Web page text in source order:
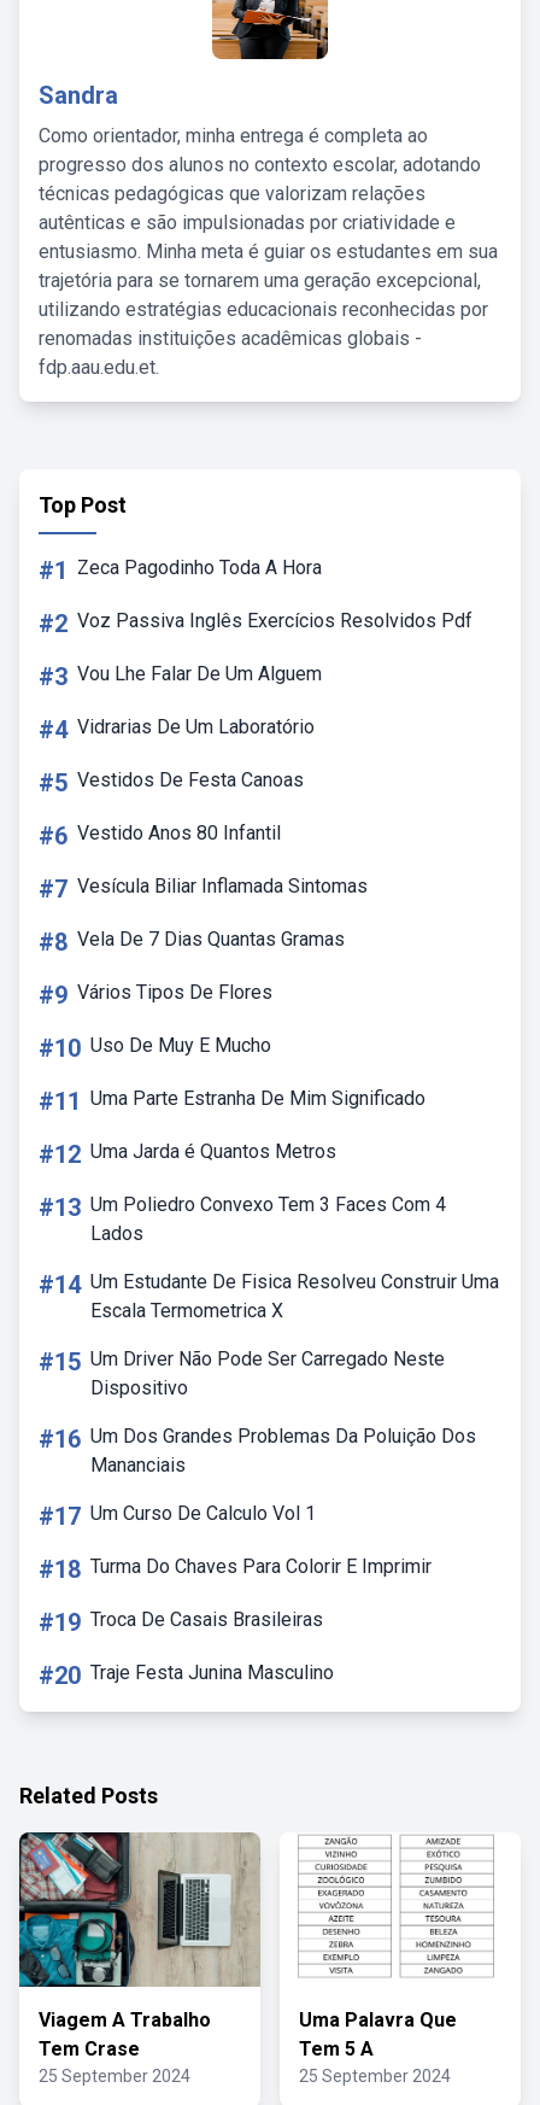
Sandra
Como orientador, minha entrega é completa ao
progresso dos alunos no contexto escolar, adotando
técnicas pedagógicas que valorizam relações
autênticas e são impulsionadas por criatividade e
entusiasmo. Minha meta é guiar os estudantes em sua
trajetória para se tornarem uma geração excepcional,
utilizando estratégias educacionais reconhecidas por
renomadas instituições acadêmicas globais -
fdp.aau.edu.et.
Top Post
#1 Zeca Pagodinho Toda A Hora
#2 Voz Passiva Inglês Exercícios Resolvidos Pdf
#3 Vou Lhe Falar De Um Alguem
#4 Vidrarias De Um Laboratório
#5 Vestidos De Festa Canoas
#6 Vestido Anos 80 Infantil
#7 Vesícula Biliar Inflamada Sintomas
#8 Vela De 7 Dias Quantas Gramas
#9 Vários Tipos De Flores
#10 Uso De Muy E Mucho
#11 Uma Parte Estranha De Mim Significado
#12 Uma Jarda é Quantos Metros
#13 Um Poliedro Convexo Tem 3 Faces Com 4
Lados
#14 Um Estudante De Fisica Resolveu Construir Uma
Escala Termometrica X
#15 Um Driver Não Pode Ser Carregado Neste
Dispositivo
#16 Um Dos Grandes Problemas Da Poluição Dos
Mananciais
#17 Um Curso De Calculo Vol 1
#18 Turma Do Chaves Para Colorir E Imprimir
#19 Troca De Casais Brasileiras
#20 Traje Festa Junina Masculino
Related Posts
Viagem A Trabalho
Tem Crase
25 September 2024
Uma Palavra Que
Tem 5 A
25 September 2024